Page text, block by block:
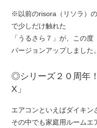
※以前のrisora（リソラ）
で少しだけ触れた
「うるさら７」が、この
バージョンアップしました。
◎シリーズ２０周年
X」
エアコンといえばダイキン
その中でも家庭用ルームエ